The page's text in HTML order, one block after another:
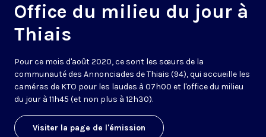
Office du milieu du jour à
Thiais
Pour ce mois d'août 2020, ce sont les sœurs de la
communauté des Annonciades de Thiais (94), qui accueille les
caméras de KTO pour les laudes à 07h00 et l'office du milieu
du jour à 11h45 (et non plus à 12h30).
Visiter la page de l'émission